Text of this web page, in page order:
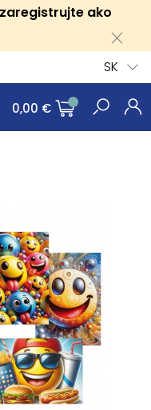
ako
SK
0,00 €